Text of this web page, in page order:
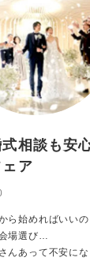
相談も安
ア
ら始めればいいの
場選び…
んあって不安にな